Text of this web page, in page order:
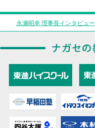
永瀬昭幸 理事長インタビュー